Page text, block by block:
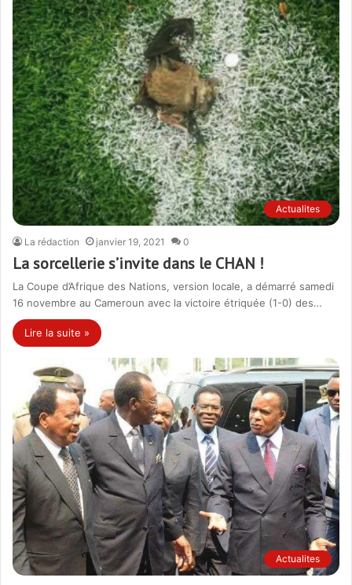
Actualites
La rédaction janvier 19, 2021 0
La sorcellerie s’invite dans le CHAN !
La Coupe d’Afrique des Nations, version locale, a démarré samedi
16 novembre au Cameroun avec la victoire étriquée (1-0) des…
Lire la suite »
Actualites